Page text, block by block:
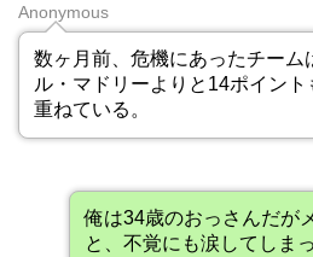
Anonymous
数ヶ月前、危機にあったチーム
ル・マドリーよりと14ポイン
重ねている。
俺は34歳のおっさんだが
と、不覚にも涙してしま